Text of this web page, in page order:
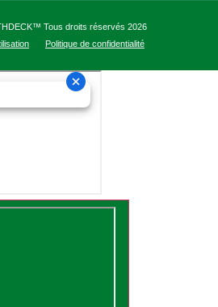
Tous droits réservés 2026
Politique de confidentialité